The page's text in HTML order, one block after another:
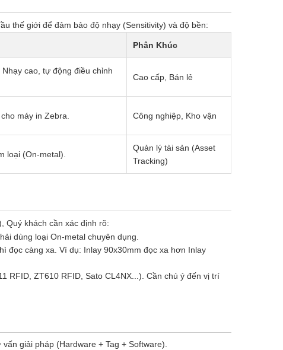
thế giới để đảm bảo độ nhạy (Sensitivity) và độ bền:
Phân Khúc
cao, tự động điều chỉnh
Cao cấp, Bán lẻ
máy in Zebra. Công nghiệp, Kho vận
loại (On-metal).
Quản lý tài sản (Asset
Tracking)
Quý khách cần xác định rõ:
dùng loại On-metal chuyên dụng.
đọc càng xa. Ví dụ: Inlay 90x30mm đọc xa hơn Inlay
RFID, ZT610 RFID, Sato CL4NX...). Cần chú ý đến vị trí
giải pháp (Hardware + Tag + Software).